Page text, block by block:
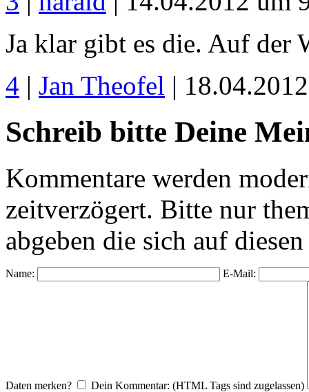
Ja klar gibt es die. Auf der
4 | Jan Theofel |
Schreib bitte Deine
Kommentare werden
zeitverzögert. Bitte nur
abgeben die sich auf
Name: E-Mail:
Daten merken? Dein Kommentar: (HTML Tags sind zugelassen)